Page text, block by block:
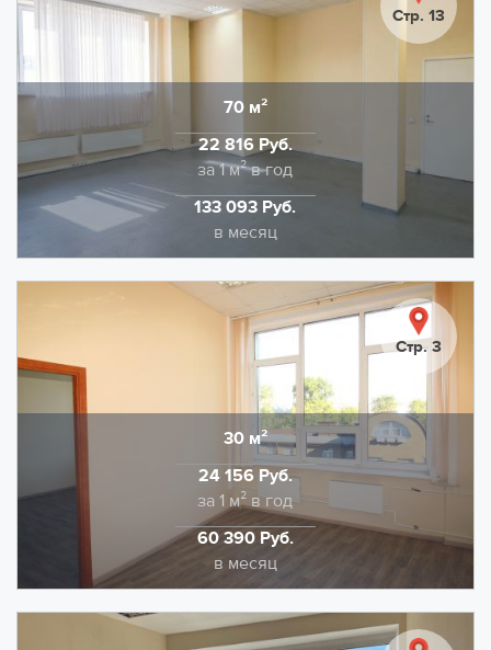
качественная отделка: напольное покрытие -
коммерческий линолеум. Потолочная отделка типа
НДС в размере 22% входит в указанную ставку.
Дополнительно оплачивается отопление и
электроэнергия.
Стр. 13
Область70 м²
Стоимость
22 816 Руб.
за 1 м² в год
Стоимость
133 093 Руб.
в месяц
Предлагаем в аренду офис площадью 69,9 кв.м.,
состоящий из двух кабинетов. Выполнена
качественная отделка: напольное покрытие -
коммерческий линолеум. Потолочная отделка типа
Армстронг, стены качественная покраска.
НДС в размере 22% входит в указанную ставку.
Дополнительно оплачивается отопление и
электроэнергия.
Стр. 3
Область30 м²
Стоимость
24 156 Руб.
за 1 м² в год
Стоимость
60 390 Руб.
в месяц
Помещение под офис площадью 29,5 м2 (состоит из
двух смежных кабинетов 14.9 м2 и 14.6 м2), на 4